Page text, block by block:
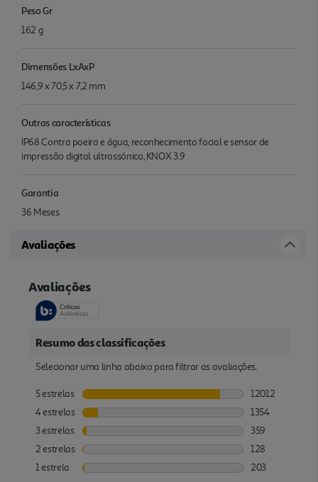
Peso Gr
162 g
Dimensões LxAxP
146,9 x 70,5 x 7,2 mm
Outras características
IP68 Contra poeira e água, reconhecimento facial e sensor de
impressão digital ultrassónico, KNOX 3.9
Garantia
36 Meses
Avaliações